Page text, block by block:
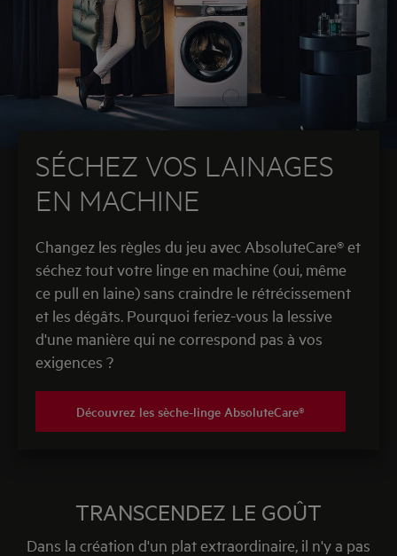
SÉCHEZ VOS LAINAGES
EN MACHINE
Changez les règles du jeu avec AbsoluteCare® et
séchez tout votre linge en machine (oui, même
ce pull en laine) sans craindre le rétrécissement
et les dégâts. Pourquoi feriez-vous la lessive
d'une manière qui ne correspond pas à vos
exigences ?
Découvrez les sèche-linge AbsoluteCare®
TRANSCENDEZ LE GOÛT
Dans la création d'un plat extraordinaire, il n'y a pas